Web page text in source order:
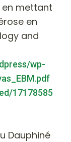
en mettant
en
and
wp-
17178585
Dauphiné